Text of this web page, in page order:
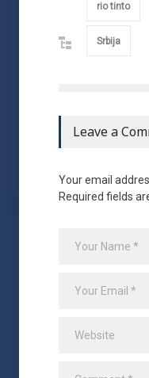
rio tinto
Srbija
Leave a
Your email
Required fields